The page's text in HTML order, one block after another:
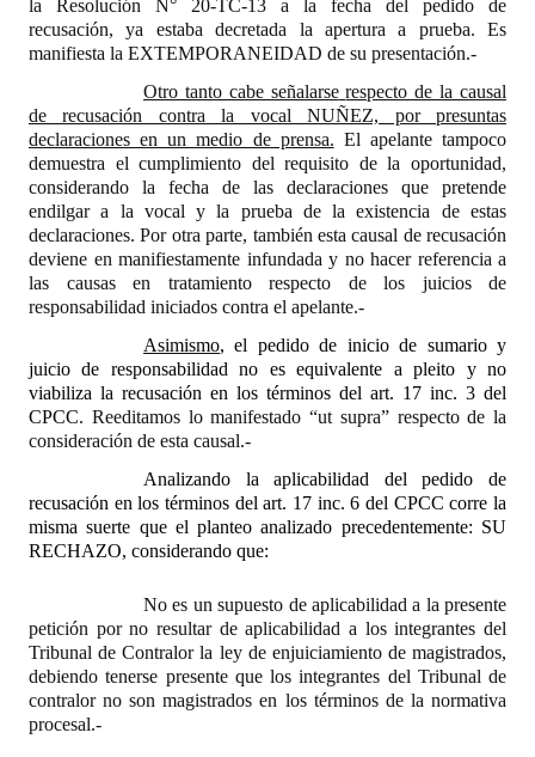
la Resolución N° 20-TC-13 a la fecha del pedido de
recusación, ya estaba decretada la apertura a prueba. Es
manifiesta la EXTEMPORANEIDAD de su presentación.-
Otro tanto cabe señalarse respecto de la causal
de recusación contra la vocal NUÑEZ, por presuntas
declaraciones en un medio de prensa. El apelante tampoco
demuestra el cumplimiento del requisito de la oportunidad,
considerando la fecha de las declaraciones que pretende
endilgar a la vocal y la prueba de la existencia de estas
declaraciones. Por otra parte, también esta causal de recusación
deviene en manifiestamente infundada y no hacer referencia a
las causas en tratamiento respecto de los juicios de
responsabilidad iniciados contra el apelante.-
Asimismo, el pedido de inicio de sumario y
juicio de responsabilidad no es equivalente a pleito y no
viabiliza la recusación en los términos del art. 17 inc. 3 del
CPCC. Reeditamos lo manifestado “ut supra” respecto de la
consideración de esta causal.-
Analizando la aplicabilidad del pedido de
recusación en los términos del art. 17 inc. 6 del CPCC corre la
misma suerte que el planteo analizado precedentemente: SU
RECHAZO, considerando que:
No es un supuesto de aplicabilidad a la presente
petición por no resultar de aplicabilidad a los integrantes del
Tribunal de Contralor la ley de enjuiciamiento de magistrados,
debiendo tenerse presente que los integrantes del Tribunal de
contralor no son magistrados en los términos de la normativa
procesal.-